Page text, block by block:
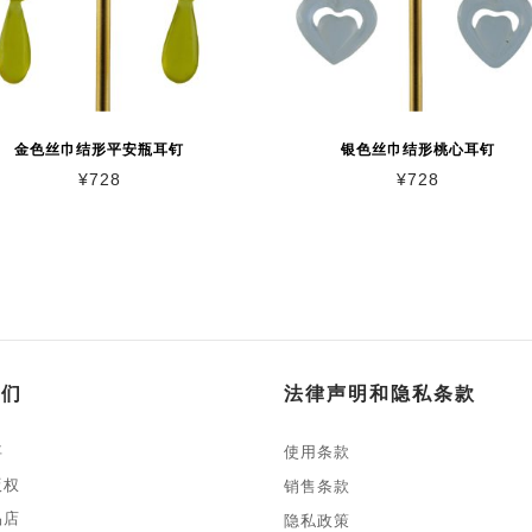
金色丝巾结形平安瓶耳钉
¥728
银色丝巾结形桃心耳钉
¥728
法律声明和隐私条款
使用条款
销售条款
隐私政策